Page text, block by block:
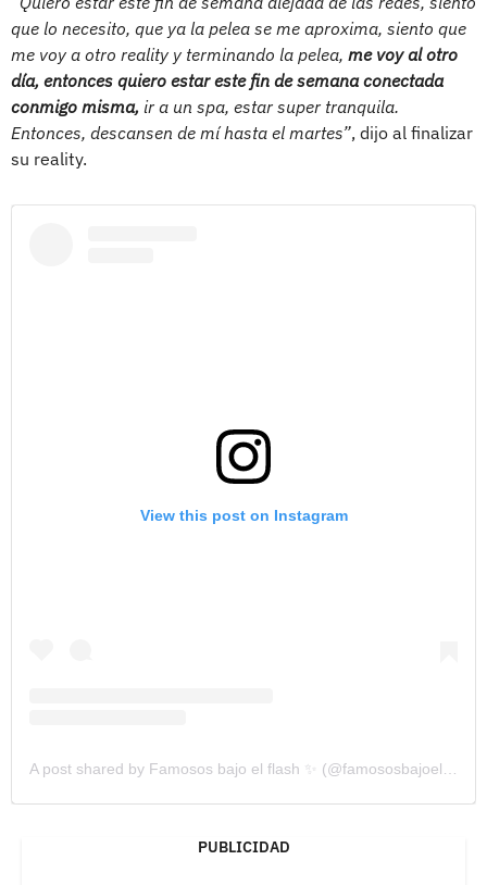
que lo necesito, que ya la pelea se me aproxima, siento que
me voy a otro reality y terminando la pelea, me voy al otro
día, entonces quiero estar este fin de semana conectada
conmigo misma, ir a un spa, estar super tranquila.
Entonces, descansen de mí hasta el martes”, dijo al finalizar
su reality.
View this post on Instagram
PUBLICIDAD